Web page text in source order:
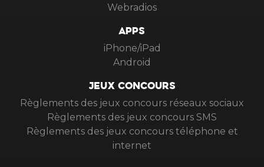
Webradios
APPS
iPhone/iPad
Android
JEUX CONCOURS
Règlements des jeux concours réseaux sociaux
Règlements des jeux concours SMS
Règlements des jeux concours téléphone et
internet